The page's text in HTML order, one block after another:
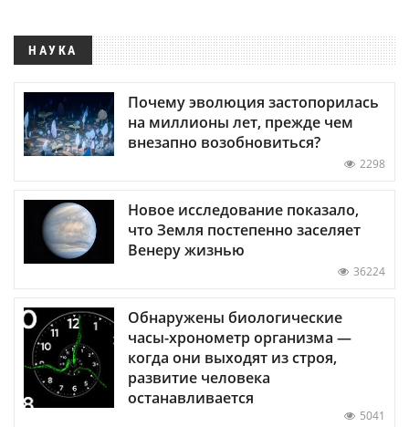
НАУКА
Почему эволюция застопорилась
на миллионы лет, прежде чем
внезапно возобновиться?
2298
Новое исследование показало,
что Земля постепенно заселяет
Венеру жизнью
36224
Обнаружены биологические
часы-хронометр организма —
когда они выходят из строя,
развитие человека
останавливается
5041